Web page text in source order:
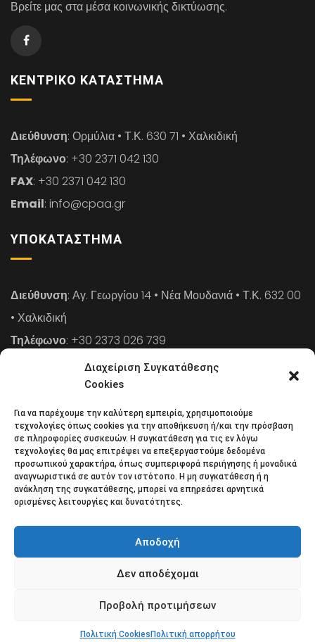
Διαχείριση Συγκατάθεσης
Cookies
Για να παρέχουμε την καλύτερη εμπειρία, χρησιμοποιούμε
τεχνολογίες όπως cookies για την αποθήκευση ή/και την πρόσβαση
σε πληροφορίες συσκευών. Η συγκατάθεση για τις εν λόγω
τεχνολογίες θα μας επιτρέψει να επεξεργαστούμε δεδομένα
προσωπικού χαρακτήρα, όπως συμπεριφορά περιήγησης ή μοναδικά
αναγνωριστικά σε αυτόν τον ιστότοπο. Η μη συγκατάθεση ή η
ανάκληση της συγκατάθεσης, μπορεί να επηρεάσει αρνητικά
ορισμένες λειτουργίες και δυνατότητες.
Αποδοχή
Δεν αποδέχομαι
Προβολή προτιμήσεων
Πολιτική Cookies Πολιτική απορρήτου
Βρείτε μας στα μέσα κοινωνικής δικτύωσης.
ΚΕΝΤΡΙΚΌ ΚΑΤΆΣΤΗΜΑ
Διεύθυνση: Ορμύλια • Τ.Κ. 630 71 • Χαλκιδική
Τηλέφωνο: +30 2371 042 130
FAX: +30 2371 042 130
Email: info@cpaa.gr
ΥΠΟΚΑΤΆΣΤΗΜΑ
Διεύθυνση: Αγ. Γεωργίου 14 • Νέα Μουδανιά • Τ.Κ. 632 00
• Χαλκιδική
Τηλέφωνο: +30 2373 026 739
: +30 2373 026 739
: info@cpaa.gr
NEWSLETTER
Κάντε εγγραφή στο ηλεκτρονικό μας φυλλάδιο και μείνετε
στο επίκεντρο της οικονομικής επικαιρότητας.
Πολιτική απορρήτου